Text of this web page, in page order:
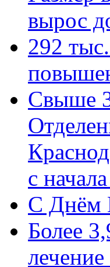
вырос
292
Свыше
с
C Днём
Более